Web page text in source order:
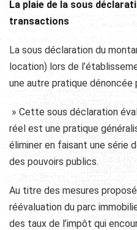
La plaie de la sous
transactions
La sous déclaration du
location) lors de
une autre pratique dénoncée
» Cette sous déclaration
réel est une pratique
éliminer en faisant une série
des pouvoirs publics.
Au titre des mesures
réévaluation du parc
des taux de l’impôt qui